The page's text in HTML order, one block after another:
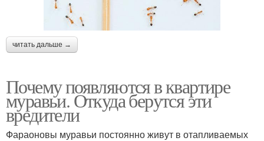
читать дальше →
Почему появляются в квартире
муравьи. Откуда берутся эти
вредители
Фараоновы муравьи постоянно живут в отапливаемых